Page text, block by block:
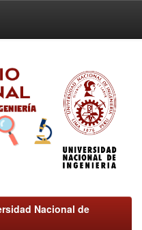
Nacional de